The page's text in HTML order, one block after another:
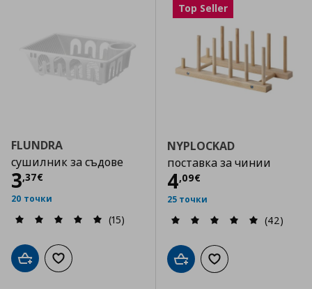
FLUNDRA
сушилник за съдове
3,37€
Цена
20 точки
(15)
Добави в кошницата
Добави към списъка с любими
Top Seller
NYPLOCKAD
поставка за чинии
4,09€
Цена
25 точки
(42)
Добави в кошницата
Добави към